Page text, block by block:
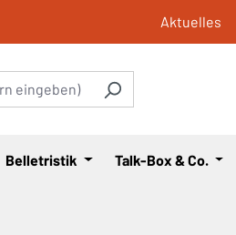
Aktuelles
Belletristik Talk-Box & Co.